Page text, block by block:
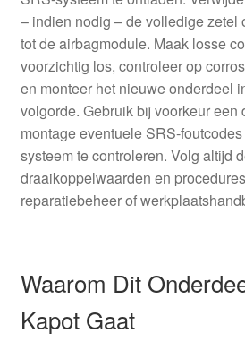
– indien nodig – de volledige zetel
tot de airbagmodule. Maak losse
voorzichtig los, controleer op
en monteer het nieuwe onderdeel
volgorde. Gebruik bij voorkeur een
montage eventuele SRS-
systeem te controleren. Volg altijd
draaikoppelwaarden en
reparatiebeheer of
Waarom Dit
Kapot Gaat